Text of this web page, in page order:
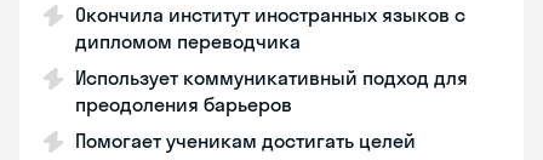
Окончила институт иностранных языков с
дипломом переводчика
Использует коммуникативный подход для
преодоления барьеров
Помогает ученикам достигать целей